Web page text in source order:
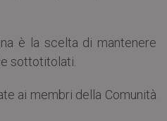
è la scelta di mantenere
sottotitolati.
ai membri della Comunità